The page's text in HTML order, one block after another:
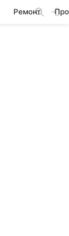
Ремонт